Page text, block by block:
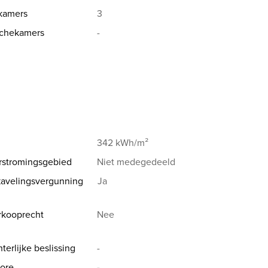
gezinswoning
3
-
342 kWh/m²
Niet medegedeeld
Ja
Nee
beslissing
-